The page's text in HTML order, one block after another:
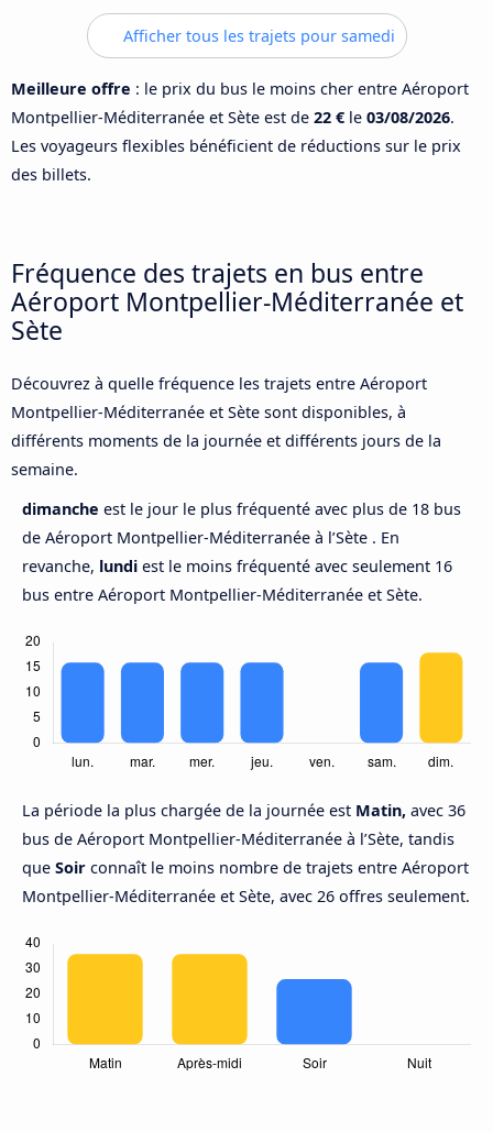
Afficher tous les trajets pour samedi
Meilleure offre : le prix du bus le moins cher entre Aéroport
Montpellier-Méditerranée et Sète est de 22 € le 03/08/2026.
Les voyageurs flexibles bénéficient de réductions sur le prix
des billets.
Fréquence des trajets en bus entre
Aéroport Montpellier-Méditerranée et
Sète
Découvrez à quelle fréquence les trajets entre Aéroport
Montpellier-Méditerranée et Sète sont disponibles, à
différents moments de la journée et différents jours de la
semaine.
dimanche est le jour le plus fréquenté avec plus de 18 bus
de Aéroport Montpellier-Méditerranée à l’Sète . En
revanche, lundi est le moins fréquenté avec seulement 16
bus entre Aéroport Montpellier-Méditerranée et Sète.
La période la plus chargée de la journée est Matin, avec 36
bus de Aéroport Montpellier-Méditerranée à l’Sète, tandis
que Soir connaît le moins nombre de trajets entre Aéroport
Montpellier-Méditerranée et Sète, avec 26 offres seulement.